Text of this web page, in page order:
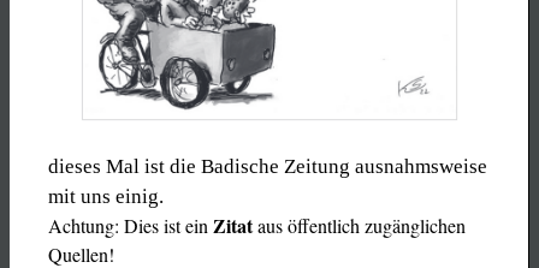
dieses Mal ist die Badische Zeitung ausnahmsweise
mit uns einig.
Achtung: Dies ist ein Zitataus öffentlich zugänglichen
Quellen!